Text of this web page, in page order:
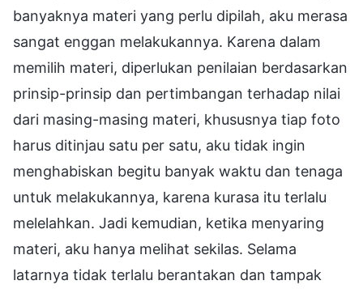
banyaknya materi yang perlu dipilah, aku merasa
sangat enggan melakukannya. Karena dalam
memilih materi, diperlukan penilaian berdasarkan
prinsip-prinsip dan pertimbangan terhadap nilai
dari masing-masing materi, khususnya tiap foto
harus ditinjau satu per satu, aku tidak ingin
menghabiskan begitu banyak waktu dan tenaga
untuk melakukannya, karena kurasa itu terlalu
melelahkan. Jadi kemudian, ketika menyaring
materi, aku hanya melihat sekilas. Selama
latarnya tidak terlalu berantakan dan tampak